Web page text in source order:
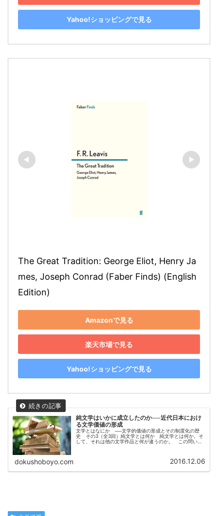
Yahoo!ショッピングで見る
The Great Tradition: George Eliot, Henry Ja
mes, Joseph Conrad (Faber Finds) (English
Edition)
Amazonで見る
楽天市場で見る
Yahoo!ショッピングで見る
純文学はいかに成立したのか──近代日本におけ
る文学価値の形成
文学とはなにか ──文学的価値の形成とその制度化の歴
史 その3（全3回）純文学とは何か 純文学とは何か。そ
して、それは他の文学作品と何が違うのか。 この問いに
dokushoboyo.com 2016.12.06